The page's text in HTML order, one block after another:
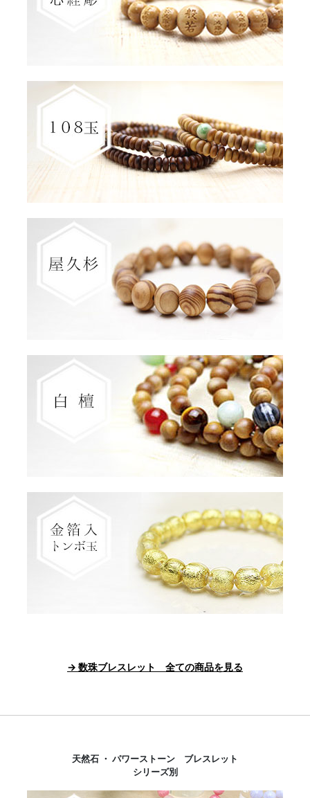
→ 数珠ブレスレット 全ての商品を見る
天然石 ・ パワーストーン ブレスレット
シリーズ別